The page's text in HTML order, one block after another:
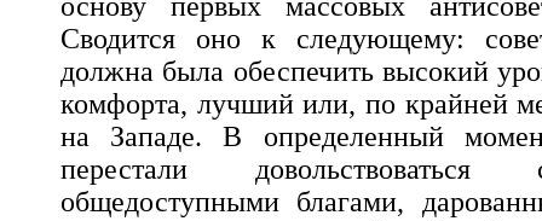
основу первых массовых
Сводится оно к следующему:
должна была обеспечить высокий
комфорта, лучший или, по крайней
на Западе. В определенный
перестали
общедоступными благами,